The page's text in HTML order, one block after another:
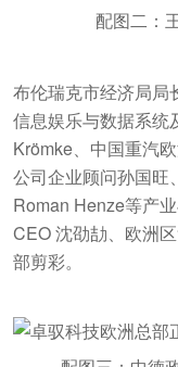
配图二：
布伦瑞克市经济局局
信息娱乐与数据系统
Krömke、中国重汽
公司企业顾问孙国旺
Roman Henze等产
CEO 沈劭劼、欧洲
部剪彩。